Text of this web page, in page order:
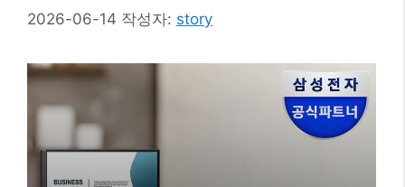
2026-06-14 작성자: story